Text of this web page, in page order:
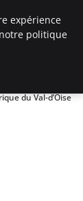
du Val-d’Oise
expérience
politique